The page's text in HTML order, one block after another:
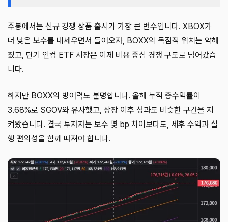
주봉에서는 신규 경쟁 상품 출시가 가장 큰 변수입니다. XBOX가
더 낮은 보수를 내세우면서 들어오자, BOXX의 독점적 위치는 약해
졌고, 단기 인컴 ETF 시장은 이제 비용 중심 경쟁 구도로 넘어갔습
니다.
하지만 BOXX의 방어력도 분명합니다. 올해 누적 총수익률이
3.68%로 SGOV와 유사했고, 상장 이후 성과도 비슷한 구간을 지
켜왔습니다. 결국 투자자는 보수 몇 bp 차이보다도, 세후 수익과 실
행 편의성을 함께 따져야 합니다.